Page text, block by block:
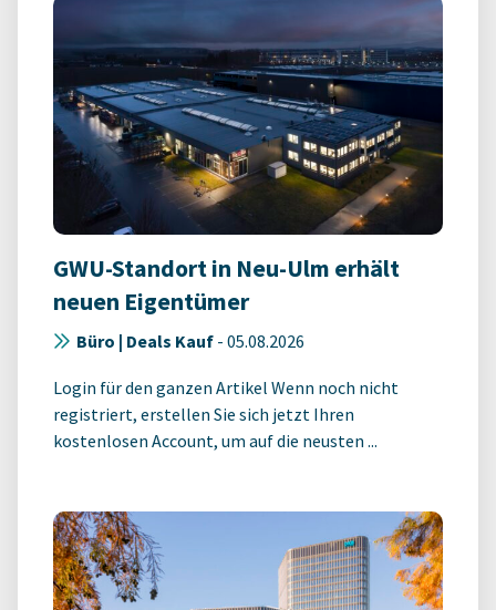
GWU-Standort in Neu-Ulm erhält
neuen Eigentümer
Büro | Deals Kauf - 05.08.2026
Login für den ganzen Artikel Wenn noch nicht
registriert, erstellen Sie sich jetzt Ihren
kostenlosen Account, um auf die neusten ...